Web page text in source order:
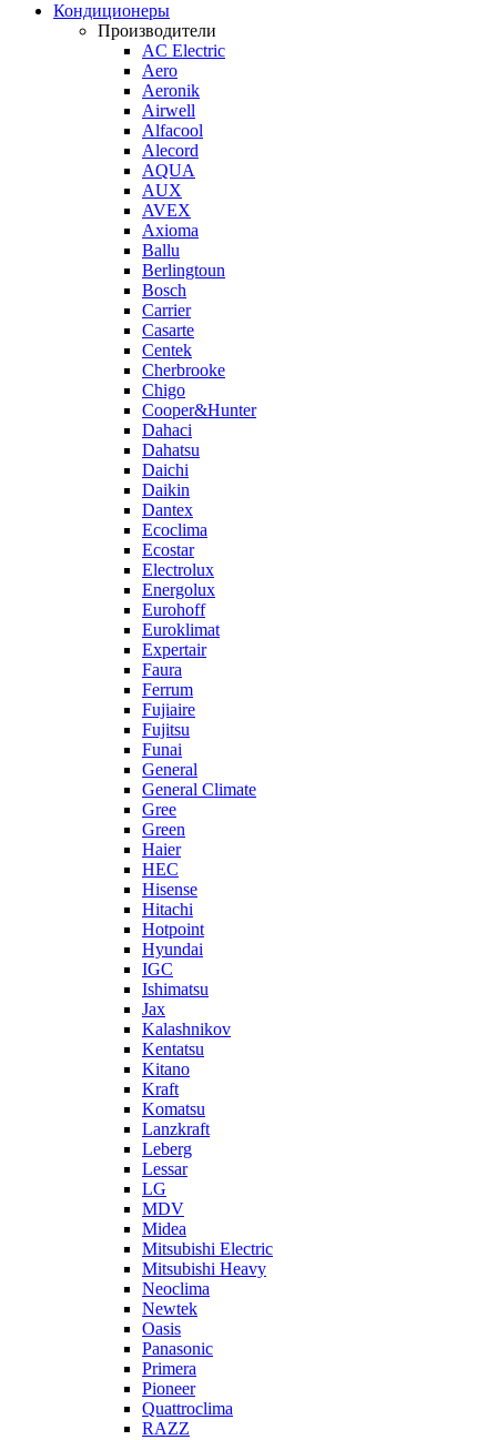
Кондиционеры
Производители
AC Electric
Aero
Aeronik
Airwell
Alfacool
Alecord
AQUA
AUX
AVEX
Axioma
Ballu
Berlingtoun
Bosch
Carrier
Casarte
Centek
Cherbrooke
Chigo
Cooper&Hunter
Dahaci
Dahatsu
Daichi
Daikin
Dantex
Ecoclima
Ecostar
Electrolux
Energolux
Eurohoff
Euroklimat
Expertair
Faura
Ferrum
Fujiaire
Fujitsu
Funai
General
General Climate
Gree
Green
Haier
HEC
Hisense
Hitachi
Hotpoint
Hyundai
IGC
Ishimatsu
Jax
Kalashnikov
Kentatsu
Kitano
Kraft
Komatsu
Lanzkraft
Leberg
Lessar
LG
MDV
Midea
Mitsubishi Electric
Mitsubishi Heavy
Neoclima
Newtek
Oasis
Panasonic
Primera
Pioneer
Quattroclima
RAZZ